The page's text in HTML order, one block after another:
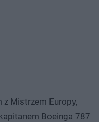
z Mistrzem Europy,
Boeinga 787